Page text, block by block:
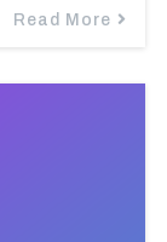
Read More